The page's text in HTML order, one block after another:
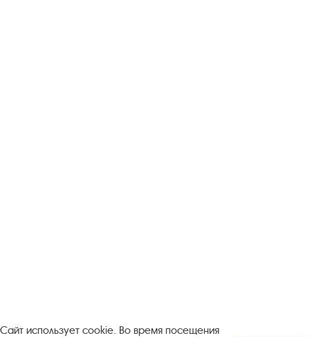
Сайт использует cookie. Во время посещения